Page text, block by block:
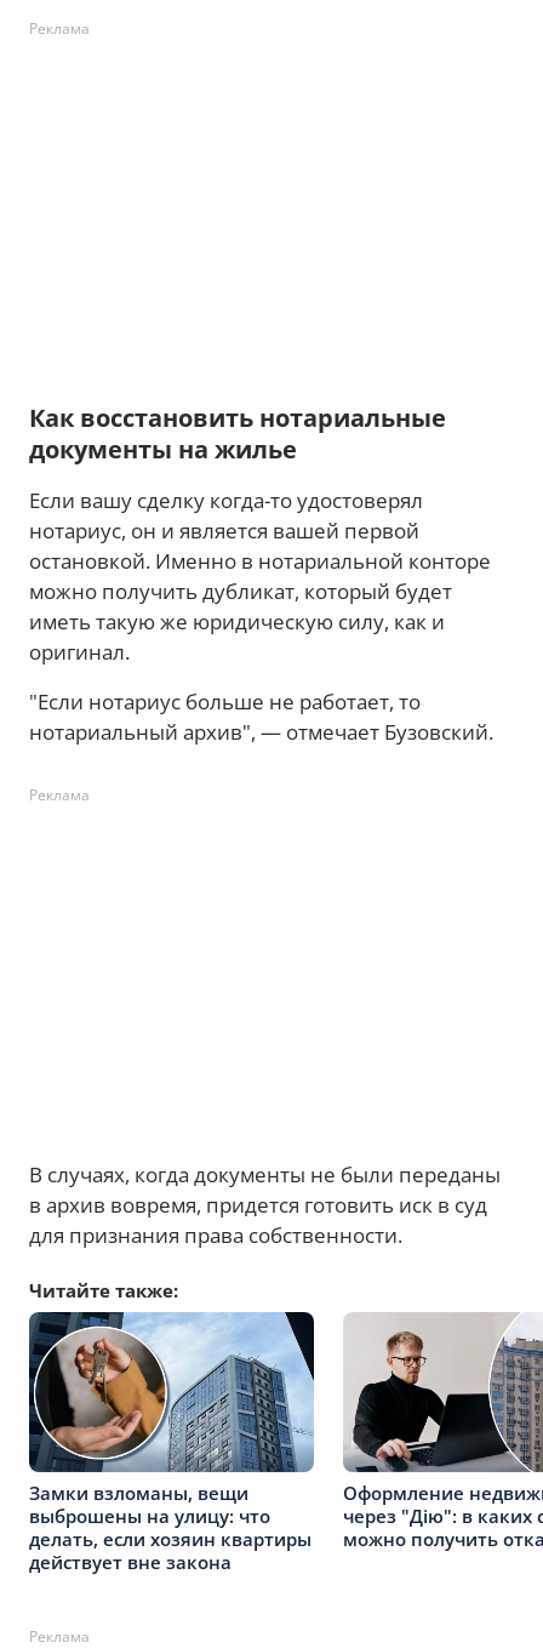
Реклама
Как восстановить нотариальные
документы на жилье
Если вашу сделку когда-то удостоверял
нотариус, он и является вашей первой
остановкой. Именно в нотариальной конторе
можно получить дубликат, который будет
иметь такую же юридическую силу, как и
оригинал.
"Если нотариус больше не работает, то
нотариальный архив", — отмечает Бузовский.
Реклама
В случаях, когда документы не были переданы
в архив вовремя, придется готовить иск в суд
для признания права собственности.
Читайте также:
Замки взломаны, вещи
выброшены на улицу: что
делать, если хозяин квартиры
действует вне закона
Оформление
через "Дію": в каких
можно получить
Реклама